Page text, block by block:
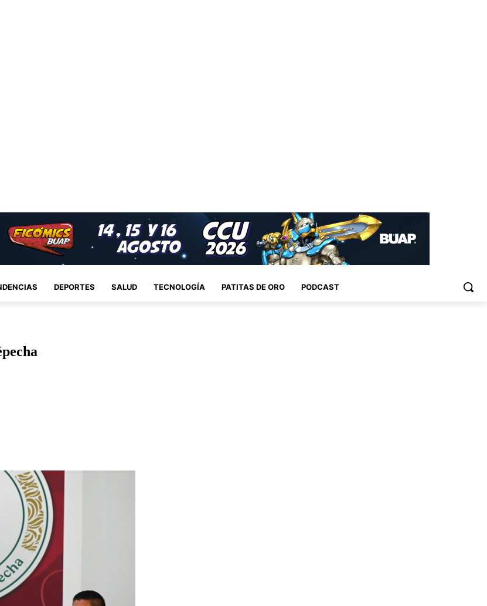
DEPORTES SALUD TECNOLOGÍA PATITAS DE ORO PODCAST